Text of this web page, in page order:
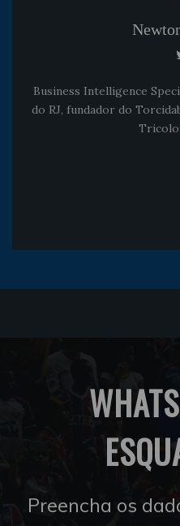
Business Intelligence
do RJ, fundador do
Preencha os